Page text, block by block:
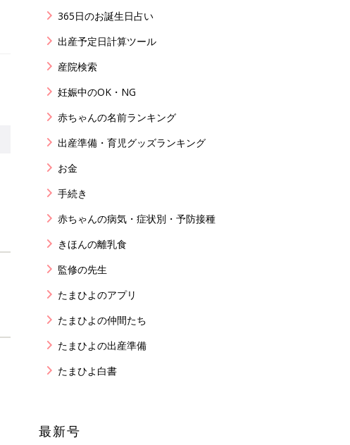
365日のお誕生日占い
出産予定日計算ツール
産院検索
妊娠中のOK・NG
赤ちゃんの名前ランキング
出産準備・育児グッズランキング
お金
手続き
赤ちゃんの病気・症状別・予防接種
きほんの離乳食
監修の先生
たまひよのアプリ
たまひよの仲間たち
たまひよの出産準備
たまひよ白書
最新号